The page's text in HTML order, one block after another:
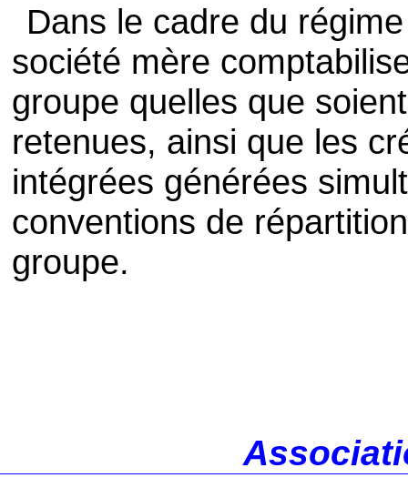
Dans le cadre du
société mère
groupe quelles que
retenues, ainsi que les
intégrées générées
conventions de
groupe.